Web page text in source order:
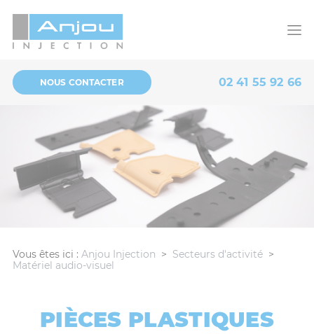
NOUS CONTACTER 02 41 55 92 66
Vous êtes ici : Anjou Injection > Secteurs d'activité>
Matériel audio-visuel
PIÈCES PLASTIQUES